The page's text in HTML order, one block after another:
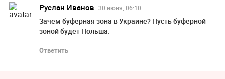
Руслан Иванов 30 июня, 06:10
Зачем буферная зона в Украине? Пусть буферной
зоной будет Польша.
Ответить